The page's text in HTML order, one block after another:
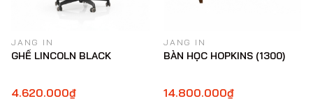
JANG IN
GHẾ LINCOLN BLACK
4.620.000₫
JANG IN
BÀN HỌC HOPKINS (1300)
14.800.000₫